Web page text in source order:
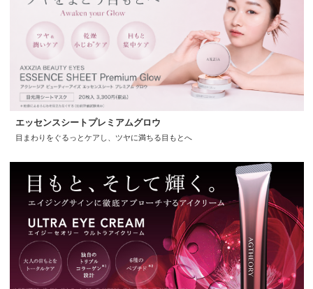
エッセンスシートプレミアムグロウ
目まわりをぐるっとケアし、ツヤに満ちる目もとへ